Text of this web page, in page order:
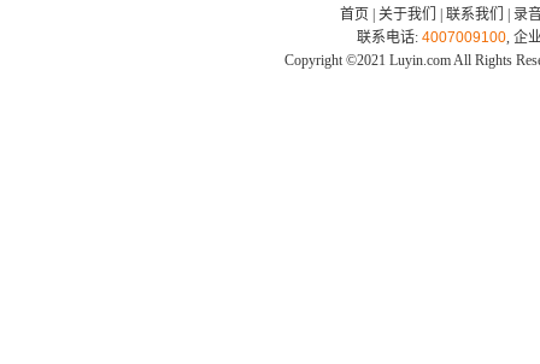
首页 关于我们 联系我们
录
联系电话: 4007009100, 企
Copyright ©2021 Luyin.com All Rights